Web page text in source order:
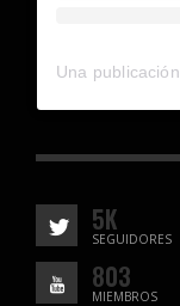
5K
SEGUIDORES
803
MIEMBROS